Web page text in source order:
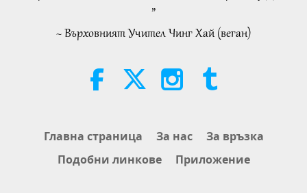
Слова на Мъдростта 2026-08-06 Преглед
19:47
Tammy Fry (vegan): Planting
of 2
Разговори за вътрешния мир на
Учителя, част 1 от 2
”
~ Върховният Учител Чинг Хай (веган)
Главна страница За нас
За връзка
Подобни линкове
Приложение